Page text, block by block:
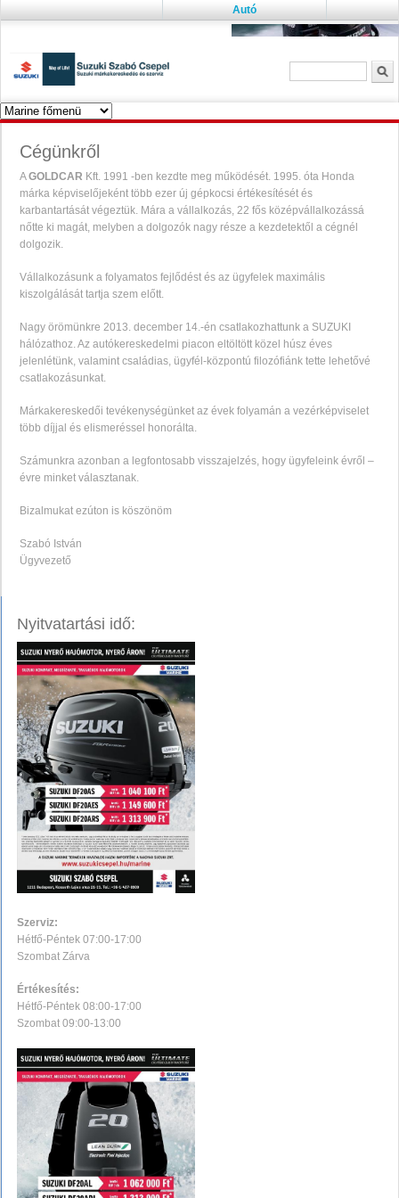
Autó
Keresés űrlap
Cégünkről
AGOLDCAR Kft. 1991 -ben kezdte meg működését. 1995. óta Honda
márka képviselőjeként több ezer új gépkocsi értékesítését és
karbantartását végeztük. Mára a vállalkozás, 22 fős középvállalkozássá
nőtte ki magát, melyben a dolgozók nagy része a kezdetektől a cégnél
dolgozik.
Vállalkozásunk a folyamatos fejlődést és az ügyfelek maximális
kiszolgálását tartja szem előtt.
Nagy örömünkre 2013. december 14.-én csatlakozhattunk a SUZUKI
hálózathoz. Az autókereskedelmi piacon eltöltött közel húsz éves
jelenlétünk, valamint családias, ügyfél-központú filozófiánk tette lehetővé
csatlakozásunkat.
Márkakereskedői tevékenységünket az évek folyamán a vezérképviselet
több díjjal és elismeréssel honorálta.
Számunkra azonban a legfontosabb visszajelzés, hogy ügyfeleink évről –
évre minket választanak.
Bizalmukat ezúton is köszönöm
Szabó István
Ügyvezető
Nyitvatartási idő:
Szerviz:
Hétfő-Péntek 07:00-17:00
Szombat Zárva
Értékesítés:
Hétfő-Péntek 08:00-17:00
Szombat 09:00-13:00